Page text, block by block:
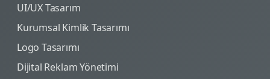
UI/UX Tasarım
Kurumsal Kimlik Tasarımı
Logo Tasarımı
Dijital Reklam Yönetimi